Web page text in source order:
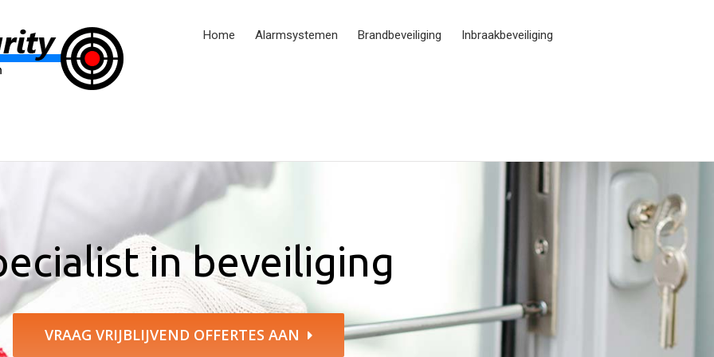
Home Alarmsystemen Brandbeveiliging Inbraakbeveiliging
in beveiliging
VRAAG VRIJBLIJVEND OFFERTES AAN